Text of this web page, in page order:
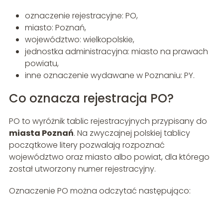
oznaczenie rejestracyjne: PO,
miasto: Poznań,
województwo: wielkopolskie,
jednostka administracyjna: miasto na prawach
powiatu,
inne oznaczenie wydawane w Poznaniu: PY.
Co oznacza rejestracja PO?
PO to wyróżnik tablic rejestracyjnych przypisany do
miasta Poznań. Na zwyczajnej polskiej tablicy
początkowe litery pozwalają rozpoznać
województwo oraz miasto albo powiat, dla którego
został utworzony numer rejestracyjny.
Oznaczenie PO można odczytać następująco: